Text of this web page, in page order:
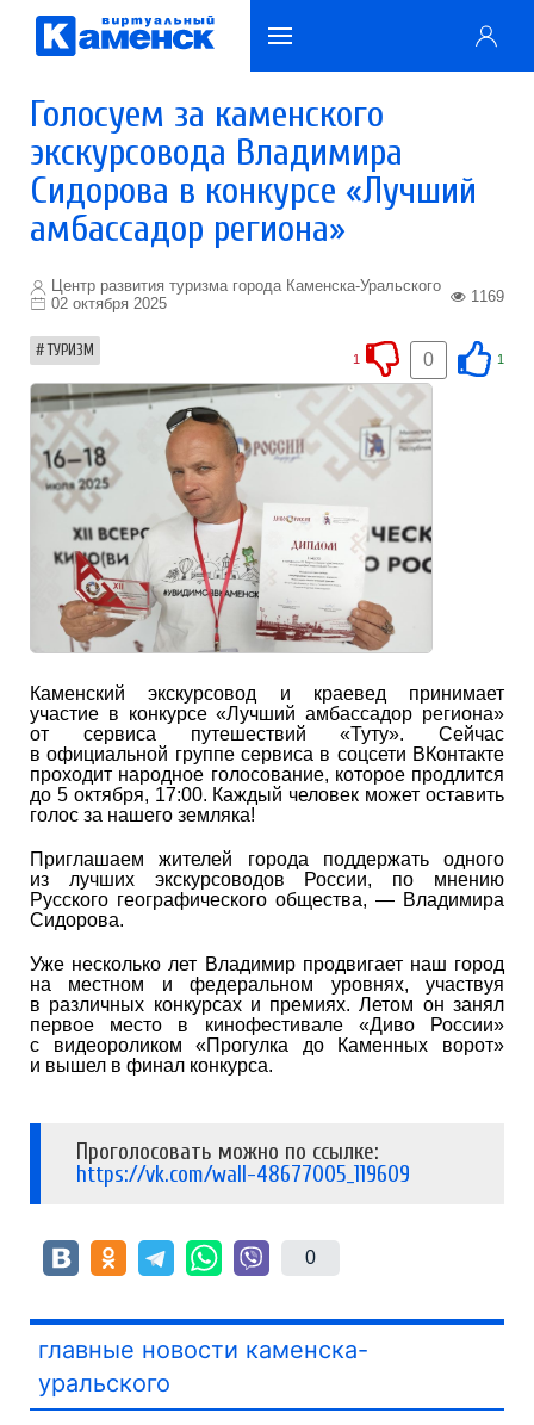
Голосуем за каменского
экскурсовода Владимира
Сидорова в конкурсе «Лучший
амбассадор региона»
Центр развития туризма города Каменска-Уральского
02 октября 2025
1169
ТУРИЗМ 1
0
1
Каменский экскурсовод и краевед принимает
участие в конкурсе «Лучший амбассадор региона»
от сервиса путешествий «Туту». Сейчас
в официальной группе сервиса в соцсети ВКонтакте
проходит народное голосование, которое продлится
до 5 октября, 17:00. Каждый человек может оставить
голос за нашего земляка!
Приглашаем жителей города поддержать одного
из лучших экскурсоводов России, по мнению
Русского географического общества, — Владимира
Сидорова.
Уже несколько лет Владимир продвигает наш город
на местном и федеральном уровнях, участвуя
в различных конкурсах и премиях. Летом он занял
первое место в кинофестивале «Диво России»
с видеороликом «Прогулка до Каменных ворот»
и вышел в финал конкурса.
Проголосовать можно по ссылке:
https://vk.com/wall-48677005_119609
0
главные новости каменска-
уральского